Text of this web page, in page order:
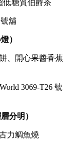
低糖質伯爵茶
舖
）
、開心果醬香蕉
3069-T26 號
分明）
力鯛魚燒